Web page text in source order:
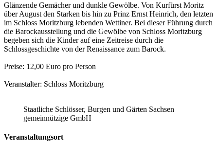
Glänzende Gemächer und dunkle Gewölbe. Von Kurfürst Moritz
über August den Starken bis hin zu Prinz Ernst Heinrich, den letzten
im Schloss Moritzburg lebenden Wettiner. Bei dieser Führung durch
die Barockausstellung und die Gewölbe von Schloss Moritzburg
begeben sich die Kinder auf eine Zeitreise durch die
Schlossgeschichte von der Renaissance zum Barock.
Preise: 12,00 Euro pro Person
Veranstalter: Schloss Moritzburg
Staatliche Schlösser, Burgen und Gärten Sachsen
gemeinnützige GmbH
Veranstaltungsort